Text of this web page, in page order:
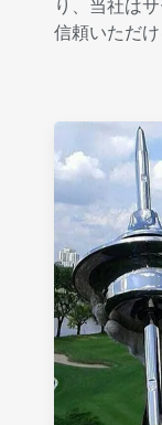
り、当社は
信頼いただけ